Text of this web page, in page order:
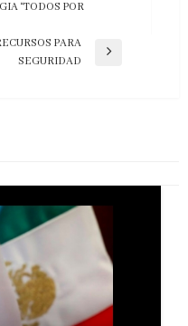
“TODOS POR
PARA
SEGURIDAD